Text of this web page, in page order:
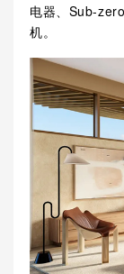
电器、Sub-
机。